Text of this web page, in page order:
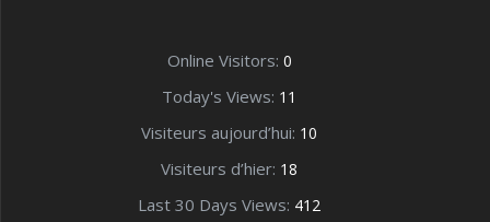
Online Visitors: 0
Today's Views: 11
Visiteurs aujourd’hui: 10
Visiteurs d’hier: 18
Last 30 Days Views: 412